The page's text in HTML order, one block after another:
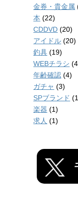
金券・貴金属
本 (22)
CDDVD (20)
アイドル (20)
釣具 (19)
WEBチラシ
年齢確認 (4)
ガチャ (3)
SPブランド
楽器 (1)
求人 (1)